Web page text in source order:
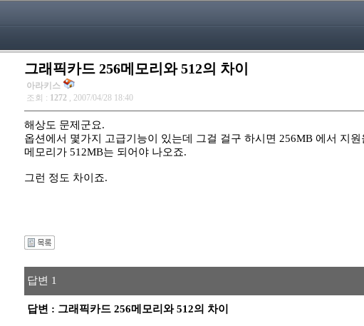
그래픽카드 256메모리와 512의 차이
아라키스
조회 : 1272 , 2007/04/28 18:40
해상도 문제군요.
옵션에서 몇가지 고급기능이 있는데 그걸 걸구 하시면 256MB 에서 지원
메모리가 512MB는 되어야 나오죠.
그런 정도 차이죠.
답변 1
답변 : 그래픽카드 256메모리와 512의 차이